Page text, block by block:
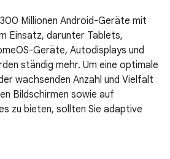
Millionen Android-Geräte mit
Einsatz, darunter Tablets,
Geräte, Autodisplays und
ständig mehr. Um eine optimale
wachsenden Anzahl und Vielfalt
Bildschirmen sowie auf
zu bieten, sollten Sie adaptive